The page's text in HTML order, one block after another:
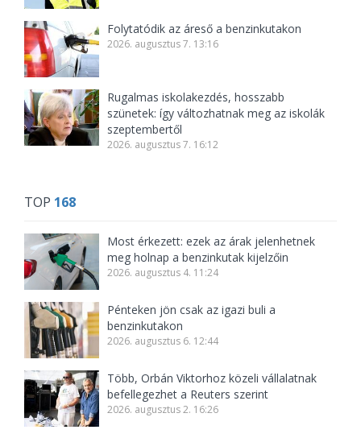
Folytatódik az áreső a benzinkutakon
2026. augusztus 7. 13:16
Rugalmas iskolakezdés, hosszabb
szünetek: így változhatnak meg az iskolák
szeptembertől
2026. augusztus 7. 16:12
TOP 168
Most érkezett: ezek az árak jelenhetnek
meg holnap a benzinkutak kijelzőin
2026. augusztus 4. 11:24
Pénteken jön csak az igazi buli a
benzinkutakon
2026. augusztus 6. 12:44
Több, Orbán Viktorhoz közeli vállalatnak
befellegezhet a Reuters szerint
2026. augusztus 2. 16:26